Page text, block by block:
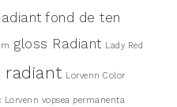
fond de ten
gloss Radiant Lady Red
radiant Lorvenn Color
Lorvenn vopsea permanenta